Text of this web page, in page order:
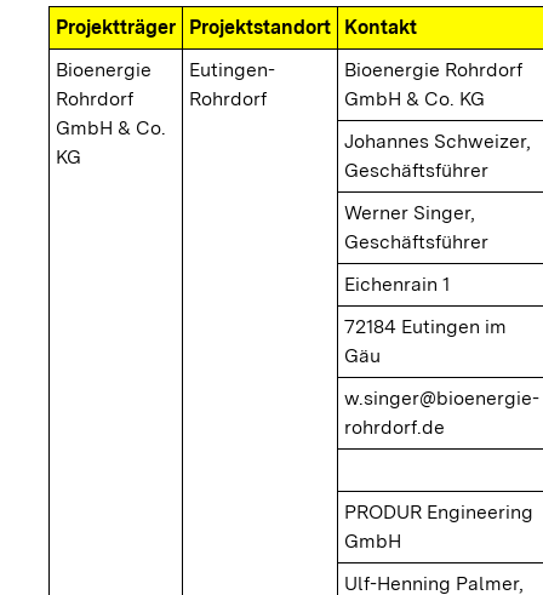
Projektträger Projektstandort
Kontakt
Bioenergie
Rohrdorf
GmbH & Co.
KG
Eutingen-
Rohrdorf
Bioenergie Rohrdorf
GmbH & Co. KG
Johannes Schweizer,
Geschäftsführer
Werner Singer,
Geschäftsführer
Eichenrain 1
72184 Eutingen im
Gäu
w.singer@bioenergie-
rohrdorf.de
PRODUR Engineering
GmbH
Ulf-Henning Palmer,